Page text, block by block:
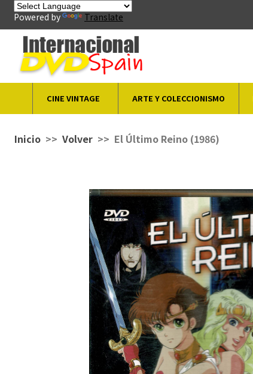
Powered by Translate
CINE VINTAGE ARTE Y COLECCIONISMO
Inicio Volver El Último Reino (1986)